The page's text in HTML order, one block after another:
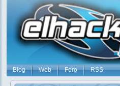
Blog Web Foro RSS